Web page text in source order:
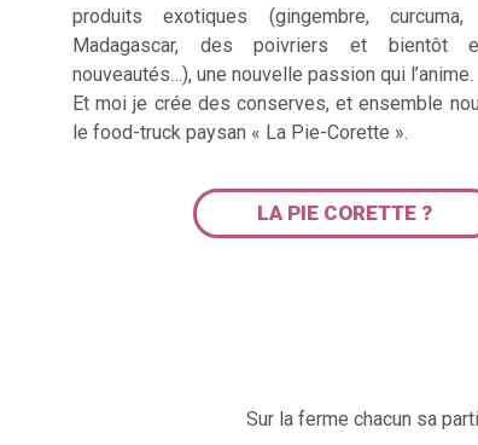
produits exotiques (gingembre,
Madagascar, des poivriers et bientôt
nouveautés…), une nouvelle passion qui l’anime.
Et moi je crée des conserves, et ensemble
le food-truck paysan « La Pie-Corette ».
LA PIE CORETTE ?
Sur la ferme chacun sa